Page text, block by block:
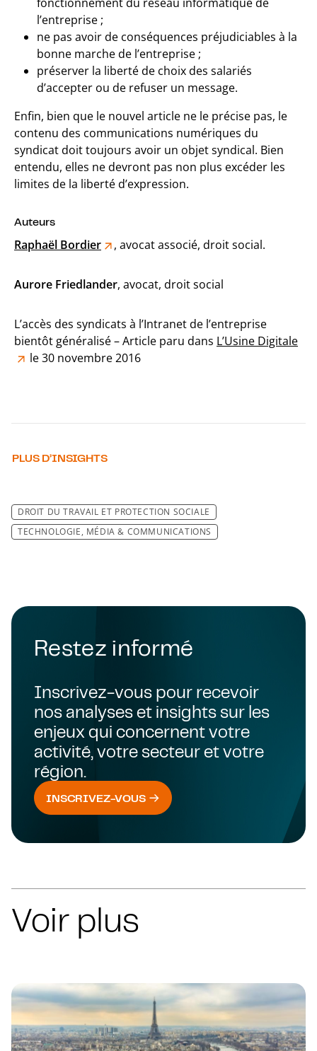
l’entreprise ;
ne pas avoir de conséquences préjudiciables à la
bonne marche de l’entreprise ;
préserver la liberté de choix des salariés
d’accepter ou de refuser un message.
Enfin, bien que le nouvel article ne le précise pas, le
contenu des communications numériques du
syndicat doit toujours avoir un objet syndical. Bien
entendu, elles ne devront pas non plus excéder les
limites de la liberté d’expression.
Auteurs
Raphaël Bordier , avocat associé, droit social.
Aurore Friedlander, avocat, droit social
L’accès des syndicats à l’Intranet de l’entreprise
bientôt généralisé – Article paru dans L’Usine Digitale
le 30 novembre 2016
PLUS D’INSIGHTS
DROIT DU TRAVAIL ET PROTECTION SOCIALE
TECHNOLOGIE, MÉDIA & COMMUNICATIONS
Restez informé
Inscrivez-vous pour recevoir
nos analyses et insights sur les
enjeux qui concernent votre
activité, votre secteur et votre
région.
INSCRIVEZ-VOUS
Voir plus